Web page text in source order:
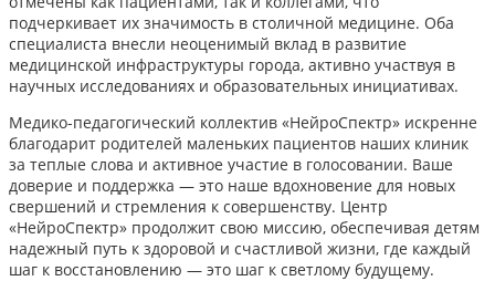
подчеркивает их значимость в столичной медицине. Оба
специалиста внесли неоценимый вклад в развитие
медицинской инфраструктуры города, активно участвуя в
научных исследованиях и образовательных инициативах.
Медико-педагогический коллектив «НейроСпектр» искренне
благодарит родителей маленьких пациентов наших клиник
за теплые слова и активное участие в голосовании. Ваше
доверие и поддержка — это наше вдохновение для новых
свершений и стремления к совершенству. Центр
«НейроСпектр» продолжит свою миссию, обеспечивая детям
надежный путь к здоровой и счастливой жизни, где каждый
шаг к восстановлению — это шаг к светлому будущему.